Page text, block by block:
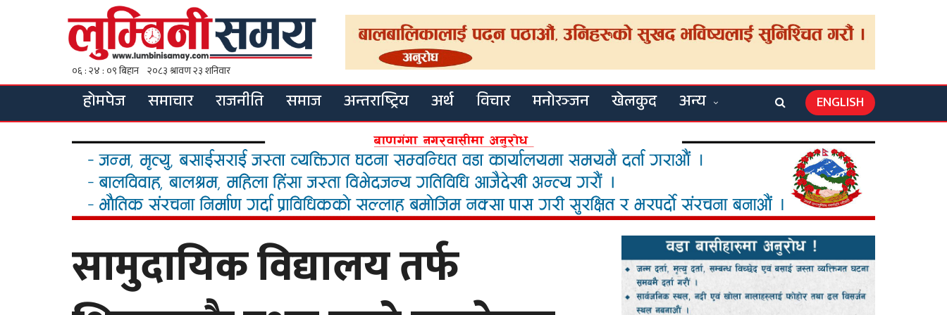
होमपेज समाचार राजनीति समाज अन्तराष्ट्रिय अर्थ विचार मनोरञ्जन खेलकुद अन्य ENGLISH
सामुदायिक विद्यालय तर्फ